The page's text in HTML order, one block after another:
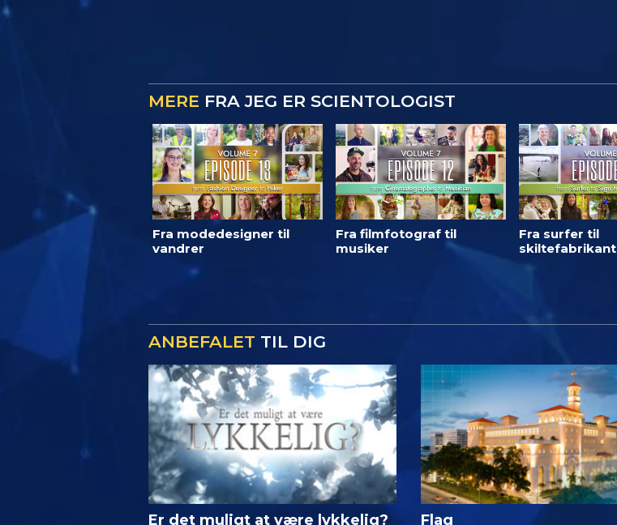
MERE FRA JEG ER SCIENTOLOGIST
Fra modedesigner til
vandrer
Fra filmfotograf til
musiker
Fra surfer til
skiltefabrikant
ANBEFALET TIL DIG
Er det muligt at være lykkelig? Flag